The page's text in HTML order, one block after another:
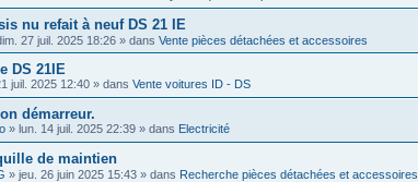
nu refait à neuf DS 21 IE
27 juil. 2025 18:26 » dans Vente pièces détachées et accessoires
DS 21IE
juil. 2025 12:40 » dans Vente voitures ID - DS
démarreur.
» lun. 14 juil. 2025 22:39 » dans Electricité
de maintien
» jeu. 26 juin 2025 15:43 » dans Recherche pièces détachées et accessoires